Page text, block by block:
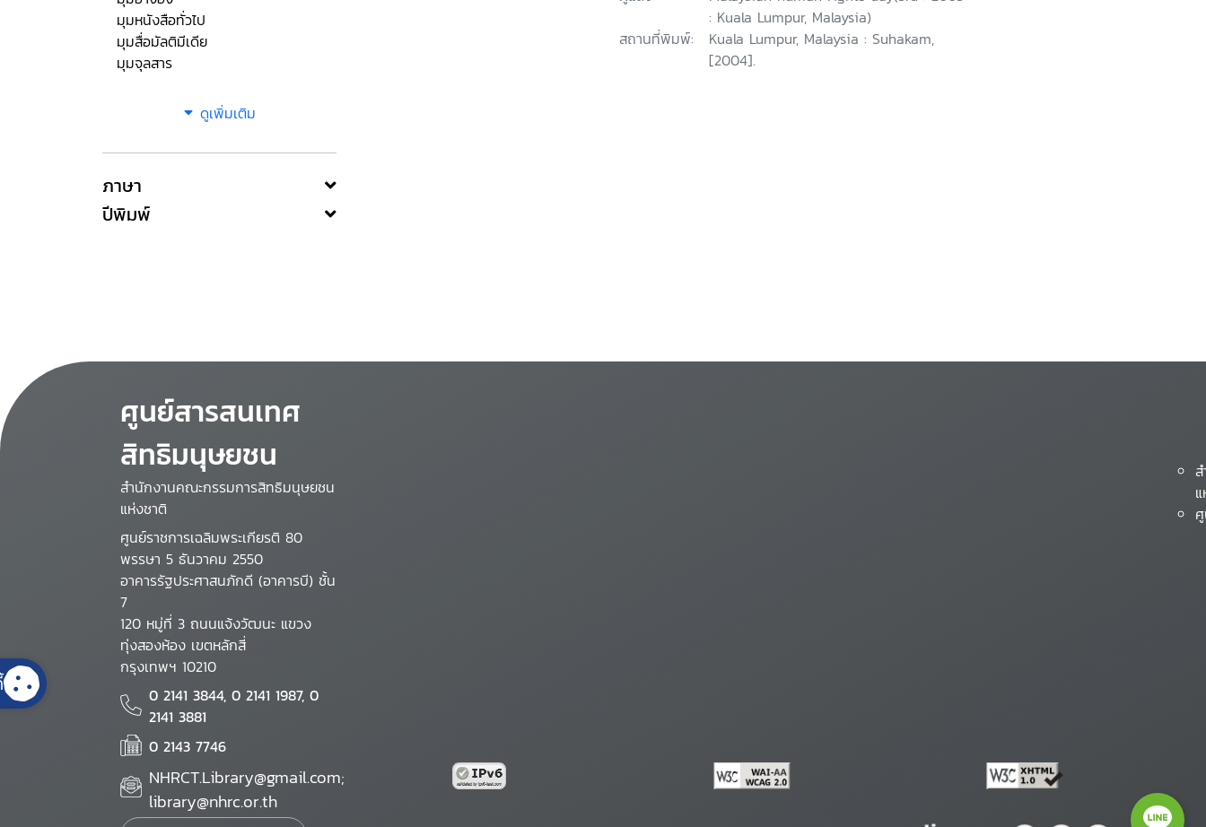
มุมหนังสือทั่วไป
มุมสื่อมัลติมีเดีย
มุมจุลสาร
ดูเพิ่มเติม
ภาษา
ปีพิมพ์
: Kuala Lumpur, Malaysia)
สถานที่พิมพ์:
Kuala Lumpur, Malaysia : Suhakam,
[2004].
ศูนย์สารสนเทศ
สิทธิมนุษยชน
สำนักงานคณะกรรมการสิทธิมนุษยชน
แห่งชาติ
ศูนย์ราชการเฉลิมพระเกียรติ 80
พรรษา 5 ธันวาคม 2550
อาคารรัฐประศาสนภักดี (อาคารบี) ชั้น
7
120 หมู่ที่ 3 ถนนแจ้งวัฒนะ แขวง
ทุ่งสองห้อง เขตหลักสี่
กรุงเทพฯ 10210
0 2141 3844, 0 2141 1987, 0
2141 3881
0 2143 7746
NHRCT.Library@gmail.com;
library@nhrc.or.th